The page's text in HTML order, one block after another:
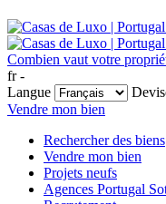
Combien vaut votre
fr -
Langue
Vendre mon bien
Rechercher des biens
Vendre mon bien
Projets neufs
Agences Portugal